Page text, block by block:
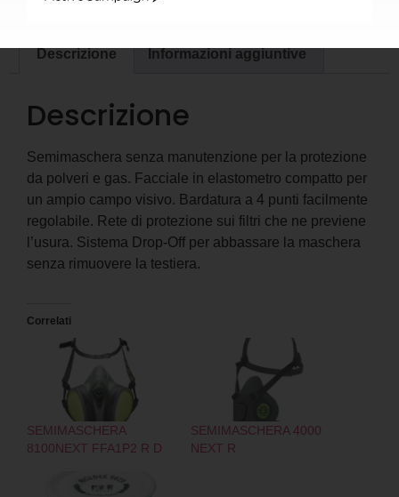
Descrizione Informazioni aggiuntive
Descrizione
Semimaschera senza manutenzione per la protezione
da polveri e gas. Facciale in elastometro compatto per
un ampio campo visivo. Bardatura a 4 punti facilmente
regolabile. Rete di protezione sui filtri che ne previene
l’usura. Sistema Drop-Off per abbassare la maschera
senza rimuovere la testiera.
Correlati
SEMIMASCHERA
8100NEXT FFA1P2 R D
SEMIMASCHERA 4000
NEXT R